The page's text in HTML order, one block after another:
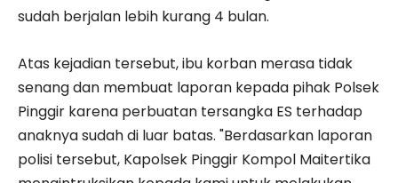
sudah berjalan lebih kurang 4 bulan.
Atas kejadian tersebut, ibu korban merasa tidak
senang dan membuat laporan kepada pihak Polsek
Pinggir karena perbuatan tersangka ES terhadap
anaknya sudah di luar batas. "Berdasarkan laporan
polisi tersebut, Kapolsek Pinggir Kompol Maitertika